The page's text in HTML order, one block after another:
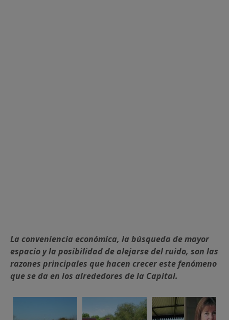
La conveniencia económica, la búsqueda de mayor
espacio y la posibilidad de alejarse del ruido, son las
razones principales que hacen crecer este fenómeno
que se da en los alrededores de la Capital.